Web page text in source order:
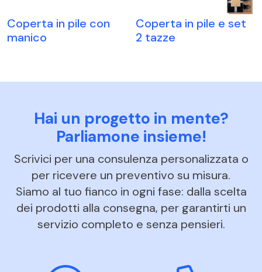
Coperta in pile con
manico
Coperta in pile e set
2 tazze
Hai un progetto in mente?
Parliamone insieme!
Scrivici per una consulenza personalizzata o
per ricevere un preventivo su misura.
Siamo al tuo fianco in ogni fase: dalla scelta
dei prodotti alla consegna, per garantirti un
servizio completo e senza pensieri.